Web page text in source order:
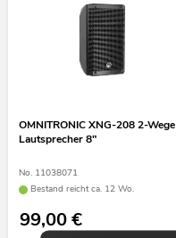
OMNITRONIC XNG-208 2-Wege
Lautsprecher 8"
No. 11038071
Bestand reicht ca. 12 Wo.
99,00€